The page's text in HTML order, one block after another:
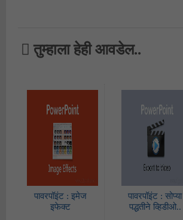
तुम्हाला हेही आवडेल..
पावरपॉइंट : इमेज
इफेक्ट
पावरपॉइंट : सोप्या
पद्धतीने व्हिडीओ..